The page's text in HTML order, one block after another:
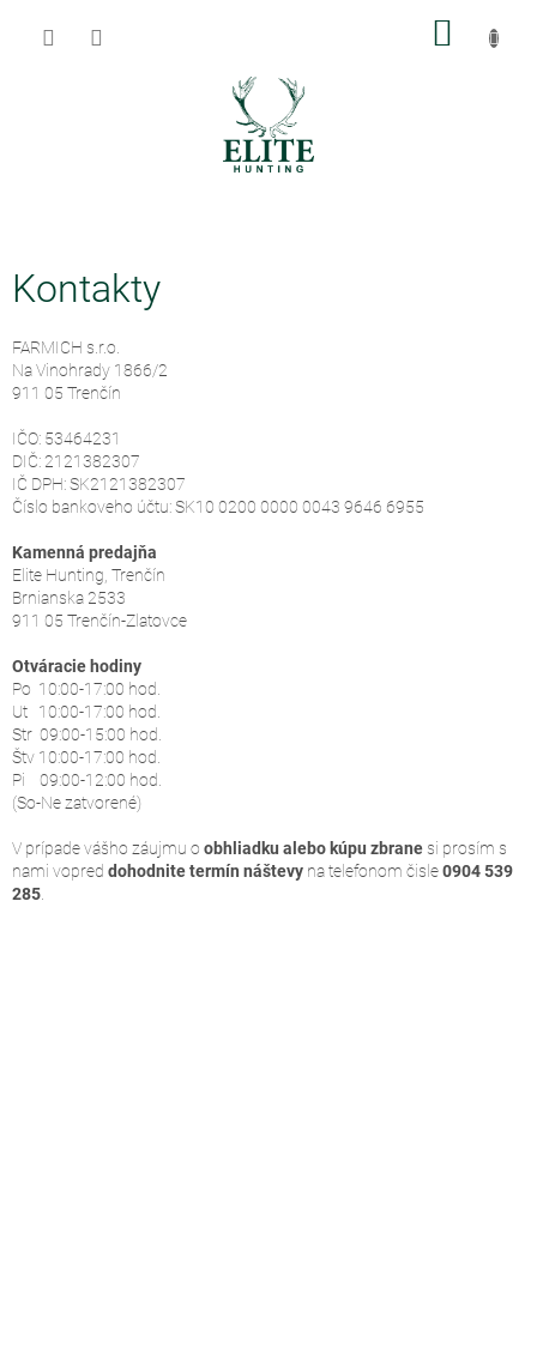
Kontakty
FARMICH s.r.o.
Na Vinohrady 1866/2
911 05 Trenčín
IČO: 53464231
DIČ: 2121382307
IČ DPH: SK2121382307
Číslo bankoveho účtu: SK10 0200 0000 0043 9646 6955
Kamenná predajňa
Elite Hunting, Trenčín
Brnianska 2533
911 05 Trenčín-Zlatovce
Otváracie hodiny
Po 10:00-17:00 hod.
Ut 10:00-17:00 hod.
Str 09:00-15:00 hod.
Štv 10:00-17:00 hod.
Pi 09:00-12:00 hod.
(So-Ne zatvorené)
V prípade vášho záujmu o obhliadku alebo kúpu zbrane si prosím s
nami vopred dohodnite termín náštevy na telefonom čisle0904 539
285